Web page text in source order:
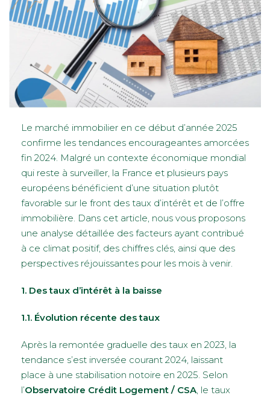
Le marché immobilier en ce début d’année 2025
confirme les tendances encourageantes amorcées
fin 2024. Malgré un contexte économique mondial
qui reste à surveiller, la France et plusieurs pays
européens bénéficient d’une situation plutôt
favorable sur le front des taux d’intérêt et de l’offre
immobilière. Dans cet article, nous vous proposons
une analyse détaillée des facteurs ayant contribué
à ce climat positif, des chiffres clés, ainsi que des
perspectives réjouissantes pour les mois à venir.
1. Des taux d’intérêt à la baisse
1.1. Évolution récente des taux
Après la remontée graduelle des taux en 2023, la
tendance s’est inversée courant 2024, laissant
place à une stabilisation notoire en 2025. Selon
l’Observatoire Crédit Logement / CSA , le taux